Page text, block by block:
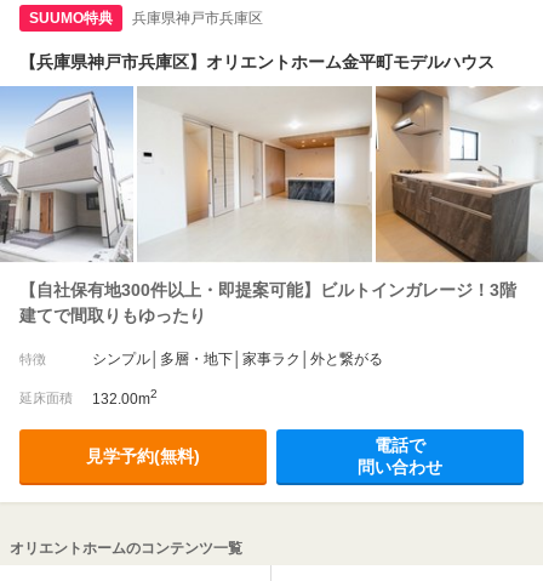
SUUMO特典 兵庫県神戸市兵庫区
【兵庫県神戸市兵庫区】オリエントホーム金平町モデルハウス
【自社保有地300件以上・即提案可能】ビルトインガレージ！3階
建てで間取りもゆったり
特徴 シンプル│多層・地下│家事ラク│外と繋がる
延床面積 132.00m2
見学予約(無料)
電話で
問い合わせ
オリエントホームのコンテンツ一覧